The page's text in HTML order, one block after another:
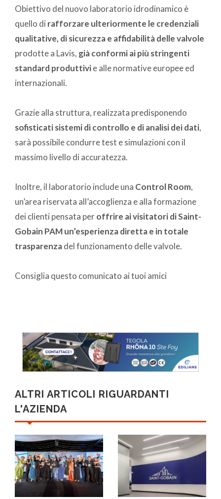
Obiettivo del nuovo laboratorio idrodinamico è
quello di rafforzare ulteriormente le credenziali
qualitative, di sicurezza e affidabilità delle valvole
prodotte a Lavis, già conformi ai più stringenti
standard produttivie alle normative europee ed
internazionali.
Grazie alla struttura, realizzata predisponendo
sofisticati sistemi di controllo e di analisi dei dati,
sarà possibile condurre test e simulazioni con il
massimo livello di accuratezza.
Inoltre, il laboratorio include una Control Room,
un’area riservata all’accoglienza e alla formazione
dei clienti pensata peroffrire ai visitatori di Saint-
Gobain PAM un’esperienza diretta e in totale
trasparenzadel funzionamento delle valvole.
Consiglia questo comunicato ai tuoi amici
ALTRI ARTICOLI RIGUARDANTI
L'AZIENDA